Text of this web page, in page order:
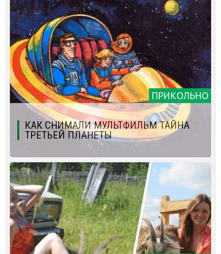
ПРИКОЛЬНО
КАК СНИМАЛИ МУЛЬТФИЛЬМ ТАЙНА
ТРЕТЬЕЙ ПЛАНЕТЫ